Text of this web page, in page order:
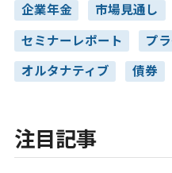
企業年金 市場見通し
セミナーレポート プ
オルタナティブ 債券
注目記事